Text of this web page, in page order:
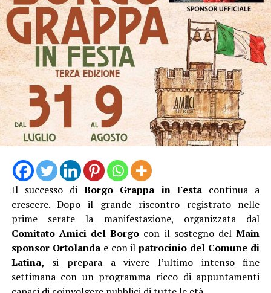
Il successo diBorgo Grappa in Festacontinua a
crescere. Dopo il grande riscontro registrato nelle
prime serate la manifestazione, organizzata dal
Comitato Amici del Borgo con il sostegno delMain
sponsor Ortolandae con ilpatrocinio del Comune di
Latina, si prepara a vivere l’ultimo intenso fine
settimana con un programma ricco di appuntamenti